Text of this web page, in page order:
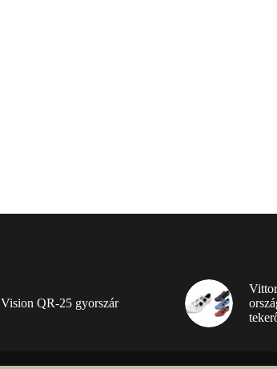
Vision QR-25 gyorszár